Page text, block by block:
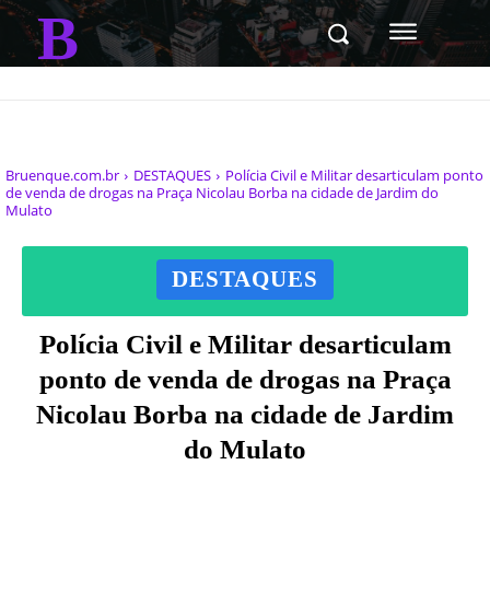
B
Bruenque.com.br DESTAQUES
Polícia Civil e Militar desarticulam ponto
de venda de drogas na Praça Nicolau Borba na cidade de Jardim do
Mulato
DESTAQUES
Polícia Civil e Militar desarticulam
ponto de venda de drogas na Praça
Nicolau Borba na cidade de Jardim
do Mulato